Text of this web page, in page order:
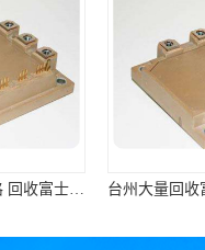
淄博回收富士IGBT价格 回收富士模块 欢迎咨询